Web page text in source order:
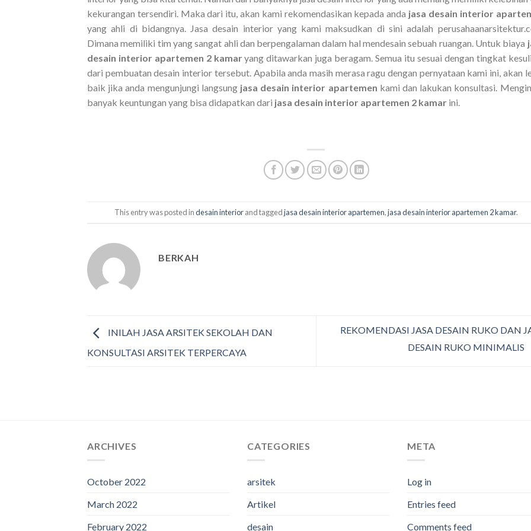
kekurangan tersendiri. Maka dari itu, akan kami rekomendasikan kepada anda jasa desain interior
yang ahli di bidangnya. Jasa desain interior yang kami maksudkan di sini adalah
Dimana memiliki tim yang sangat ahli dan berpengalaman dalam hal mendesain sebuah ruangan. Untuk biaya
desain interior apartemen 2 kamaryang ditawarkan juga beragam. Semua itu sesuai dengan tingkat
dari pembuatan desain interior tersebut. Apabila anda masih merasa ragu dengan pernyataan kami ini, akan
baik jika anda mengunjungi langsung jasa desain interior apartemen kami dan lakukan konsultasi.
banyak keuntungan yang bisa didapatkan dari jasa desain interior apartemen 2 kamar ini.
This entry was posted indesain interiorand taggedjasa desain interior apartemen,jasa desain interior apartemen 2 kamar.
BERKAH
INILAH JASA ARSITEK SEKOLAH DAN
KONSULTASI ARSITEK TERPERCAYA
REKOMENDASI JASA DESAIN RUKO DAN
DESAIN RUKO MINIMALIS
ARCHIVES
October 2022
March 2022
February 2022
CATEGORIES
arsitek
Artikel
desain
META
Log in
Entries feed
Comments feed